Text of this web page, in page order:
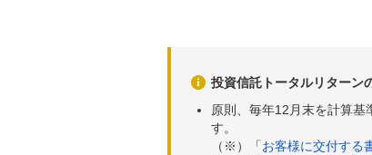
投資信託トータルリターン
原則、毎年12月末を計算
す。
（※）「お客様に交付する